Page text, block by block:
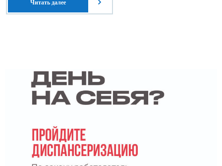
Читать далее